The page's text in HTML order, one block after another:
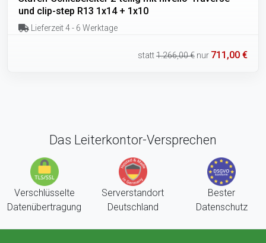
und clip-step R13 1x14 + 1x10
Lieferzeit 4 - 6 Werktage
statt1.266,00 € nur 711,00 €
Das Leiterkontor-Versprechen
Verschlüsselte
Datenübertragung
Serverstandort
Deutschland
Bester
Datenschutz